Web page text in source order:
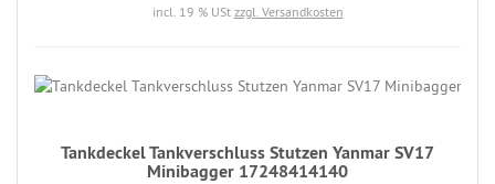
incl. 19 % USt zzgl. Versandkosten
Tankdeckel Tankverschluss Stutzen Yanmar SV17
Minibagger 17248414140